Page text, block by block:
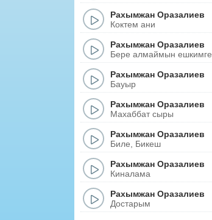
Рахымжан Оразалиев
Коктем ани
Рахымжан Оразалиев
Бере алмаймын ешкимге
Рахымжан Оразалиев
Бауыр
Рахымжан Оразалиев
Махаббат сыры
Рахымжан Оразалиев
Биле, Бикеш
Рахымжан Оразалиев
Киналама
Рахымжан Оразалиев
Достарым